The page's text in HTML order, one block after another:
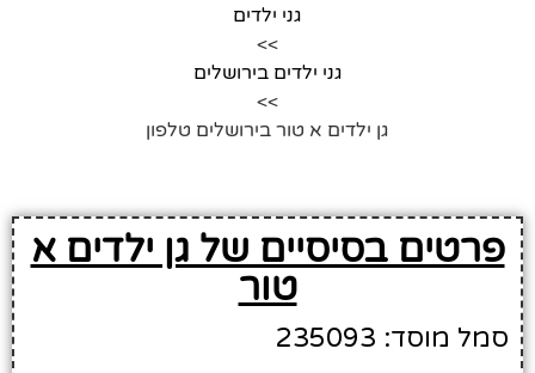
גני ילדים
>>
גני ילדים בירושלים
>>
גן ילדים א טור בירושלים טלפון
פרטים בסיסיים של גן ילדים א
טור
סמל מוסד: 235093